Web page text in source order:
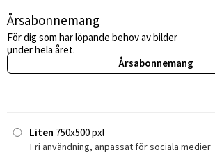
Årsabonnemang
För dig som har löpande behov av bilder
under hela året.
Årsabonnemang
Liten 750x500 pxl
Fri användning, anpassat för sociala medier